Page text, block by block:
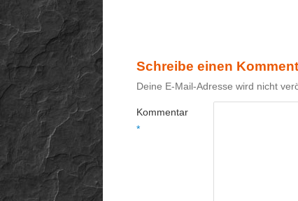
Schreibe einen
Deine E-Mail-Adresse wird nicht
Kommentar
*